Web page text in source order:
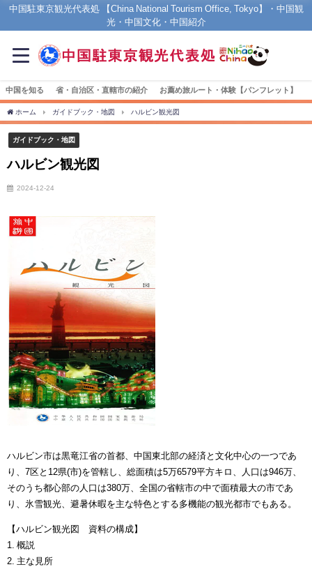
中国駐東京観光代表処 【China National Tourism Office, Tokyo】・中国観
光・中国文化・中国紹介
中国を知る 省・自治区・直轄市の紹介 お薦め旅ルート・体験【パンフレット】
ホーム ガイドブック・地図 ハルビン観光図
ガイドブック・地図
ハルビン観光図
2024-12-24
ハルビン市は黒竜江省の首都、中国東北部の経済と文化中心の一つであ
り、7区と12県(市)を管轄し、総面積は5万6579平方キロ、人口は946万、
そのうち都心部の人口は380万、全国の省轄市の中で面積最大の市であ
り、氷雪観光、避暑休暇を主な特色とする多機能の観光都市でもある。
【ハルビン観光図 資料の構成】
1. 概説
2. 主な見所